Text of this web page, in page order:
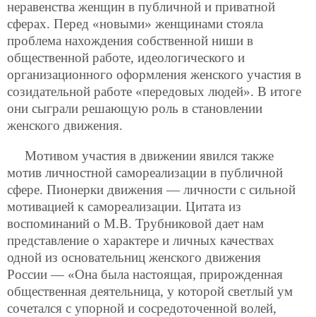
неравенства женщин в публичной и приватной
сферах. Перед «новыми» женщинами стояла
проблема нахождения собственной ниши в
общественной работе, идеологического и
организационного оформления женского участия в
созидательной работе «передовых людей». В итоге
они сыграли решающую роль в становлении
женского движения.
Мотивом участия в движении явился также
мотив личностной самореализации в публичной
сфере. Пионерки движения — личности с сильной
мотивацией к самореализации. Цитата из
воспоминаний о М.В. Трубниковой дает нам
представление о характере и личных качествах
одной из основательниц женского движения
России — «Она была настоящая, прирожденная
общественная деятельница, у которой светлый ум
сочетался с упорной и сосредоточенной волей,